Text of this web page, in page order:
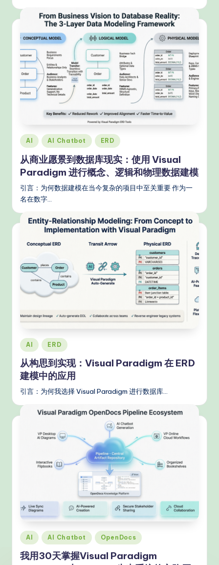
Posted
in
AI AI Chatbot ERD
从商业愿景到数据库现实：使用 Visual
Paradigm 进行概念、逻辑和物理数据建模
引言：为何数据建模在当今复杂的项目中至关重要 作为一
名在数字…
Posted
in
AI ERD
从构思到实现：Visual Paradigm 在 ERD
建模中的应用
引言：为何我选择 Visual Paradigm 进行数据库…
Posted
in
AI AI Chatbot OpenDocs
我用30天掌握Visual Paradigm